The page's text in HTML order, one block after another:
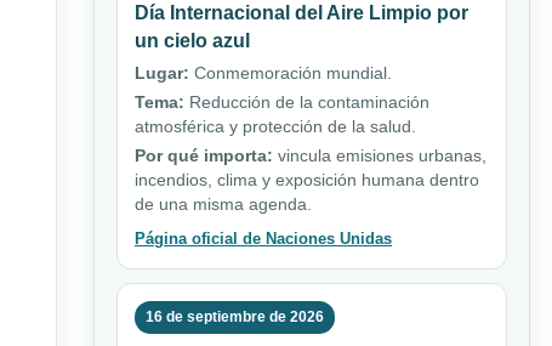
Día Internacional del Aire Limpio por
un cielo azul
Lugar: Conmemoración mundial.
Tema: Reducción de la contaminación
atmosférica y protección de la salud.
Por qué importa: vincula emisiones urbanas,
incendios, clima y exposición humana dentro
de una misma agenda.
Página oficial de Naciones Unidas
16 de septiembre de 2026